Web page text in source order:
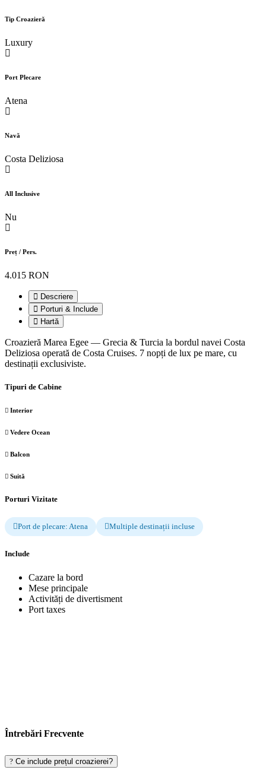
Tip Croazieră
Luxury
Port Plecare
Atena
Navă
Costa Deliziosa
All Inclusive
Nu
Preț / Pers.
4.015 RON
Descriere
Porturi & Include
Hartă
Croazieră Marea Egee — Grecia & Turcia la bordul navei Costa
Deliziosa operată de Costa Cruises. 7 nopți de lux pe mare, cu
destinații exclusiviste.
Tipuri de Cabine
Interior
Vedere Ocean
Balcon
Suită
Porturi Vizitate
Port de plecare: Atena Multiple destinații incluse
Include
Cazare la bord
Mese principale
Activități de divertisment
Port taxes
Întrebări Frecvente
Ce include prețul croazierei?